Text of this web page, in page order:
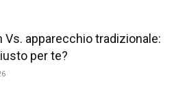
Vs. apparecchio tradizionale:
per te?